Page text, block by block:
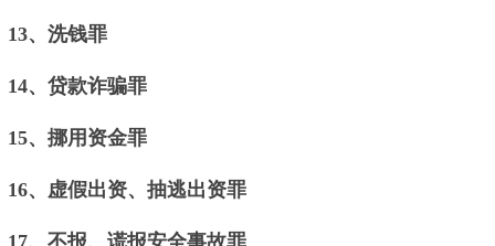
13、洗钱罪
14、贷款诈骗罪
15、挪用资金罪
16、虚假出资、抽逃出资罪